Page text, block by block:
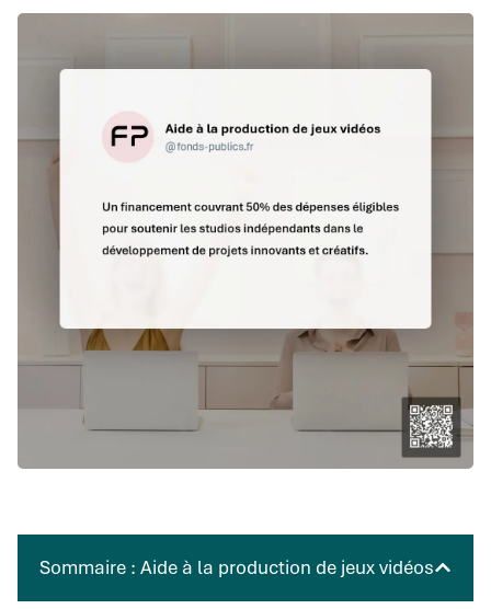
Sommaire : Aide à la production de jeux vidéos